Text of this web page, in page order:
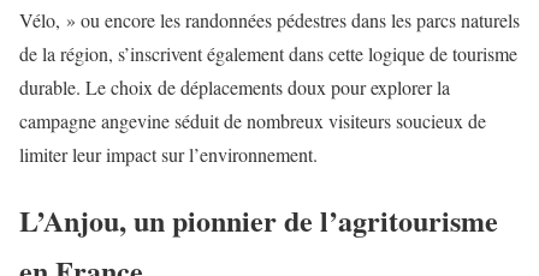
Vélo, » ou encore les randonnées pédestres dans les parcs naturels
de la région, s’inscrivent également dans cette logique de tourisme
durable. Le choix de déplacements doux pour explorer la
campagne angevine séduit de nombreux visiteurs soucieux de
limiter leur impact sur l’environnement.
L’Anjou, un pionnier de l’agritourisme